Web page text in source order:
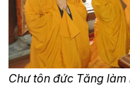
Chư tôn đức Tăng làm